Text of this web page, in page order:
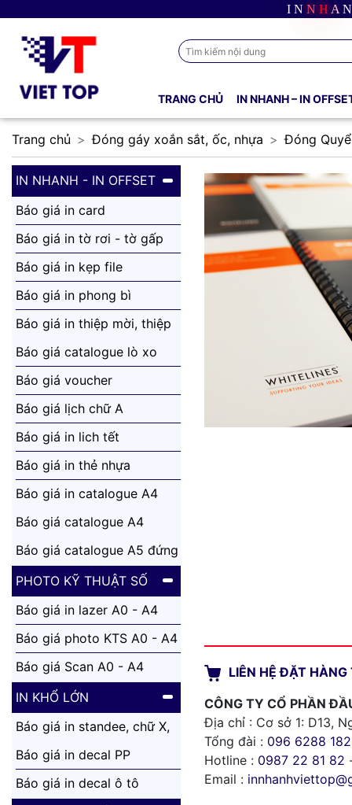
I N N H A N
TRANG CHỦ IN NHANH – IN
Trang chủ Đóng gáy xoắn sắt, ốc, nhựa Đóng
IN NHANH - IN OFFSET
Báo giá in card
Báo giá in tờ rơi - tờ gấp
Báo giá in kẹp file
Báo giá in phong bì
Báo giá in thiệp mời, thiệp
tết
Báo giá catalogue lò xo
Báo giá voucher
Báo giá lịch chữ A
Báo giá in lich tết
Báo giá in thẻ nhựa
Báo giá in catalogue A4
đứng
Báo giá catalogue A4
ngang
Báo giá catalogue A5 đứng
PHOTO KỸ THUẬT SỐ
Báo giá in lazer A0 - A4
Báo giá photo KTS A0 - A4
Báo giá Scan A0 - A4
IN KHỔ LỚN
Báo giá in standee, chữ X,
cuốn nhôm
Báo giá in decal PP
Báo giá in decal ô tô
LIÊN HỆ ĐẶT
CÔNG TY CỔ PHẦN
Địa chỉ : Cơ sở 1: D13,
Tổng đài : 096 6288 182
Hotline : 0987 22 81 82
Email :